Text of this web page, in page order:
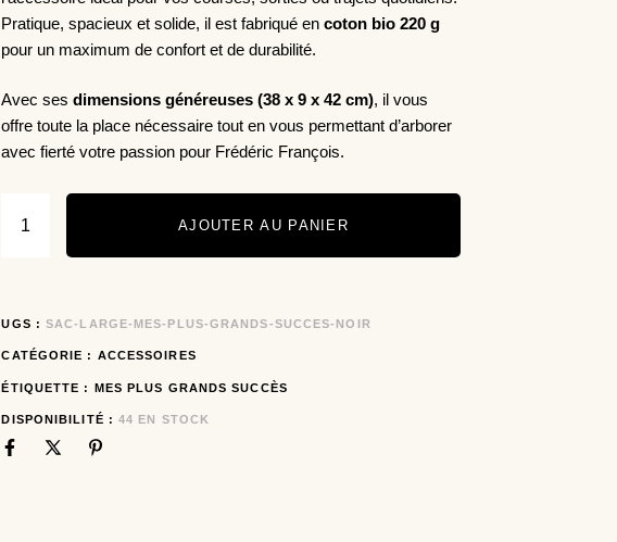
Pratique, spacieux et solide, il est fabriqué encoton bio 220 g
pour un maximum de confort et de durabilité.
Avec sesdimensions généreuses (38 x 9 x 42 cm), il vous
offre toute la place nécessaire tout en vous permettant d’arborer
avec fierté votre passion pour Frédéric François.
AJOUTER AU PANIER
UGS :SAC-LARGE-MES-PLUS-GRANDS-SUCCES-NOIR
CATÉGORIE : ACCESSOIRES
ÉTIQUETTE : MES PLUS GRANDS SUCCÈS
DISPONIBILITÉ :44 EN STOCK